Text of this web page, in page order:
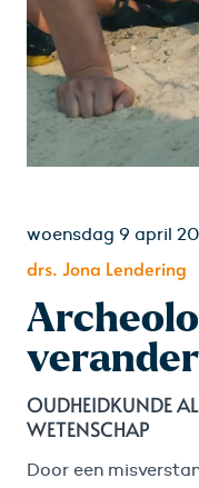
woensdag 9 april
drs. Jona Lendering
OUDHEIDKUNDE
WETENSCHAP
Door een